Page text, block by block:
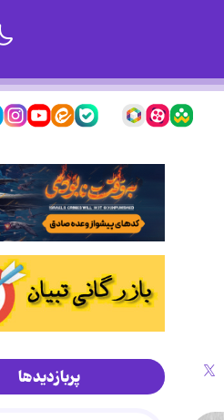
پربازدیدها